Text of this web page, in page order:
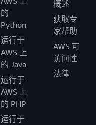
的
Python
运行于
AWS 上
的 Java
运行于
AWS 上
的 PHP
运行于
概述
获取专
家帮助
AWS 可
访问性
法律